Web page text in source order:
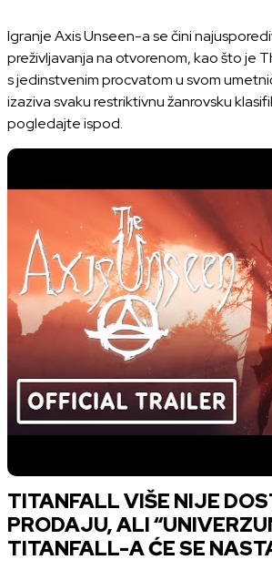
Igranje Axis Unseen-a se čini
preživljavanja na otvorenom, kao što je
s jedinstvenim procvatom u svom
izaziva svaku restriktivnu žanrovsku
pogledajte ispod.
TITANFALL VIŠE NIJE
PRODAJU, ALI
TITANFALL-A ĆE SE